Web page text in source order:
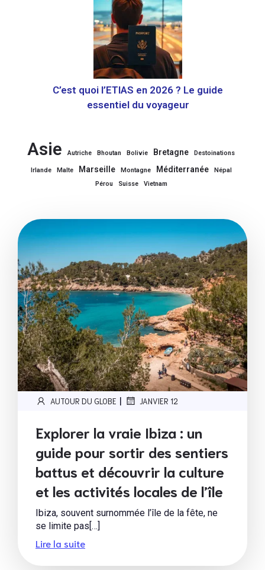
C’est quoi l’ETIAS en 2026 ? Le guide
essentiel du voyageur
Asie Autriche Bhoutan Bolivie Bretagne Destoinations
Irlande Malte Marseille Montagne Méditerranée
Népal
Pérou
Suisse Vietnam
AUTOUR DU GLOBE | JANVIER 12
Explorer la vraie Ibiza : un
guide pour sortir des sentiers
battus et découvrir la culture
et les activités locales de l’île
Ibiza, souvent surnommée l’île de la fête, ne
se limite pas[…]
Lire la suite